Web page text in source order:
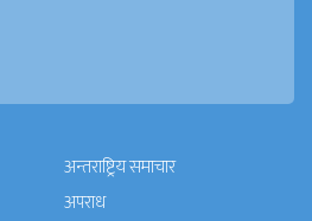
अन्तराष्ट्रिय समाचार
अपराध